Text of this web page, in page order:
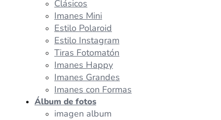
Clásicos
Imanes Mini
Estilo Polaroid
Estilo Instagram
Tiras Fotomatón
Imanes Happy
Imanes Grandes
Imanes con Formas
Álbum de fotos
imagen album